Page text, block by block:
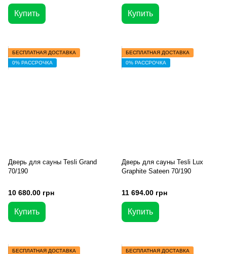
Купить Купить
БЕСПЛАТНАЯ ДОСТАВКА
0% РАССРОЧКА
Дверь для сауны Tesli Grand
70/190
10 680.00 грн
Купить
БЕСПЛАТНАЯ ДОСТАВКА
0% РАССРОЧКА
Дверь для сауны Tesli Lux
Graphite Sateen 70/190
11 694.00 грн
Купить
БЕСПЛАТНАЯ ДОСТАВКА
БЕСПЛАТНАЯ ДОСТАВКА